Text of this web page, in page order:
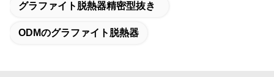
グラファイト脱熱器精密型抜き
ODMのグラファイト脱熱器